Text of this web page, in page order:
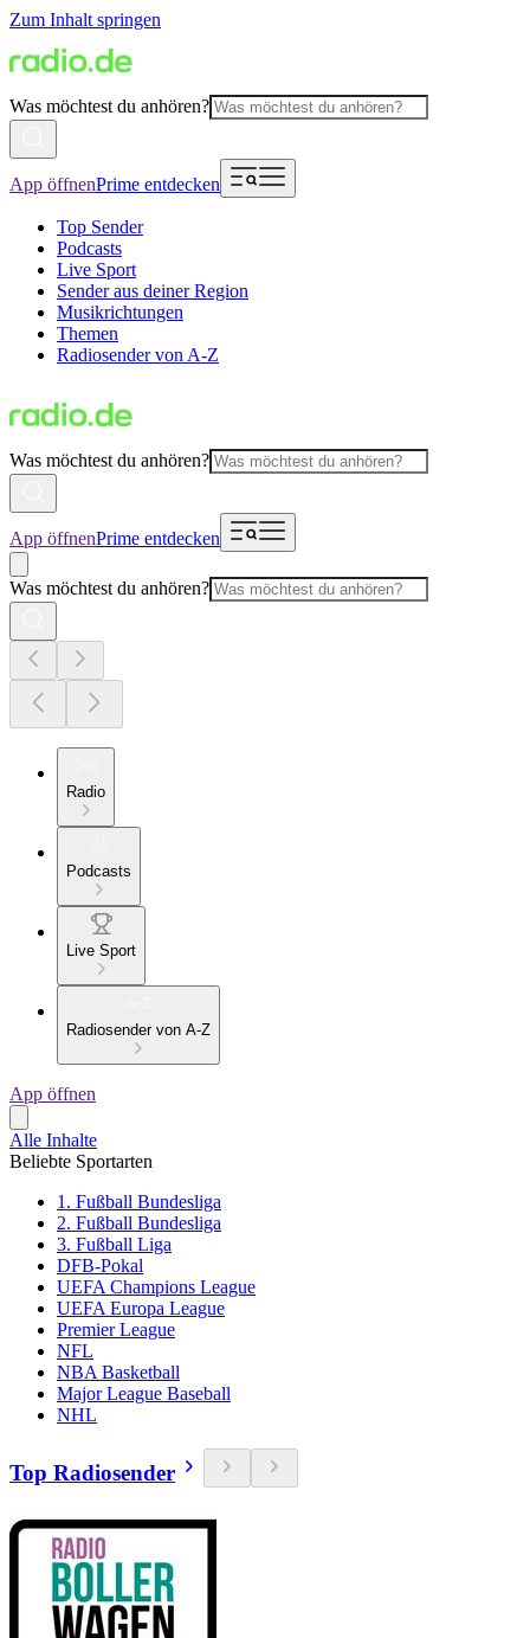
Zum Inhalt springen
Was möchtest du anhören?
App öffnenPrime entdecken
Top Sender
Podcasts
Live Sport
Sender aus deiner Region
Musikrichtungen
Themen
Radiosender von A-Z
Was möchtest du anhören?
App öffnenPrime entdecken
Was möchtest du anhören?
Radio
Podcasts
Live Sport
Radiosender von A-Z
App öffnen
Alle Inhalte
Beliebte Sportarten
1. Fußball Bundesliga
2. Fußball Bundesliga
3. Fußball Liga
DFB-Pokal
UEFA Champions League
UEFA Europa League
Premier League
NFL
NBA Basketball
Major League Baseball
NHL
Top Radiosender